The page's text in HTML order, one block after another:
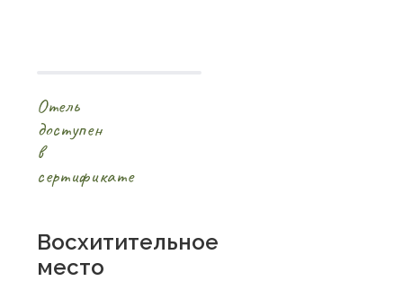
Отель
доступен
в
сертификате
Восхитительное
место